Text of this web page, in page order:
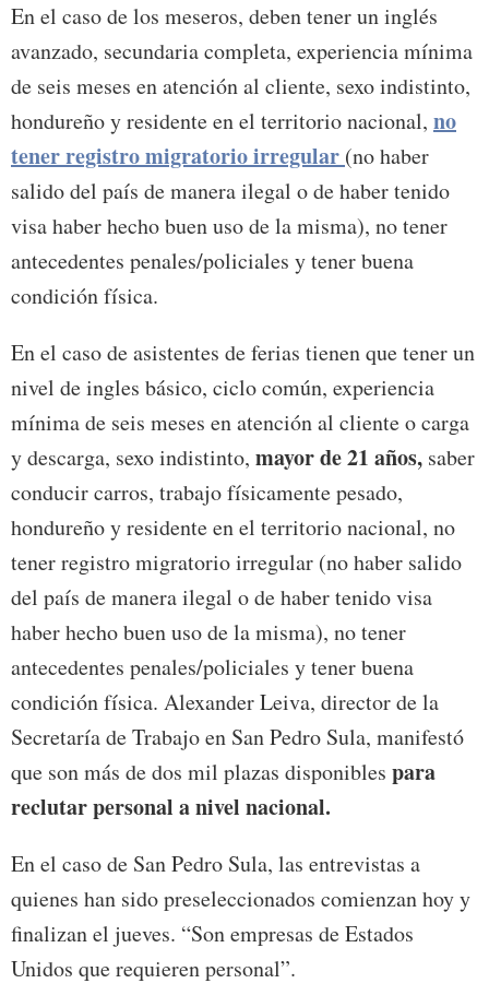
En el caso de los meseros, deben tener un inglés
avanzado, secundaria completa, experiencia mínima
de seis meses en atención al cliente, sexo indistinto,
hondureño y residente en el territorio nacional, no
tener registro migratorio irregular (no haber
salido del país de manera ilegal o de haber tenido
visa haber hecho buen uso de la misma), no tener
antecedentes penales/policiales y tener buena
condición física.
En el caso de asistentes de ferias tienen que tener un
nivel de ingles básico, ciclo común, experiencia
mínima de seis meses en atención al cliente o carga
y descarga, sexo indistinto, mayor de 21 años, saber
conducir carros, trabajo físicamente pesado,
hondureño y residente en el territorio nacional, no
tener registro migratorio irregular (no haber salido
del país de manera ilegal o de haber tenido visa
haber hecho buen uso de la misma), no tener
antecedentes penales/policiales y tener buena
condición física. Alexander Leiva, director de la
Secretaría de Trabajo en San Pedro Sula, manifestó
que son más de dos mil plazas disponibles para
reclutar personal a nivel nacional.
En el caso de San Pedro Sula, las entrevistas a
quienes han sido preseleccionados comienzan hoy y
finalizan el jueves. “Son empresas de Estados
Unidos que requieren personal”.